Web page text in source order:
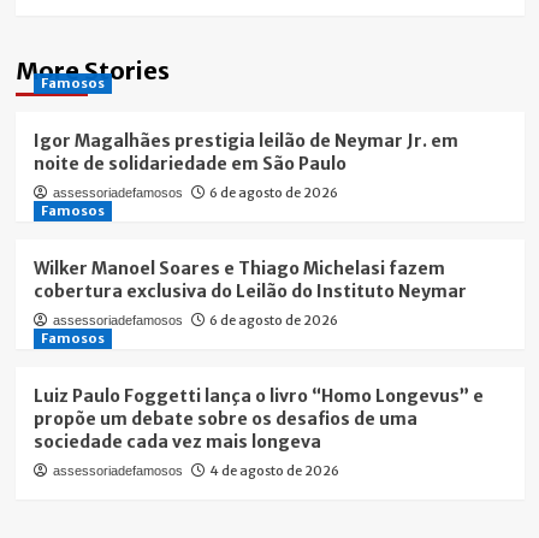
More Stories
Famosos
Igor Magalhães prestigia leilão de Neymar Jr. em
noite de solidariedade em São Paulo
assessoriadefamosos
6 de agosto de 2026
Famosos
Wilker Manoel Soares e Thiago Michelasi fazem
cobertura exclusiva do Leilão do Instituto Neymar
assessoriadefamosos
6 de agosto de 2026
Famosos
Luiz Paulo Foggetti lança o livro “Homo Longevus” e
propõe um debate sobre os desafios de uma
sociedade cada vez mais longeva
assessoriadefamosos 4 de agosto de 2026